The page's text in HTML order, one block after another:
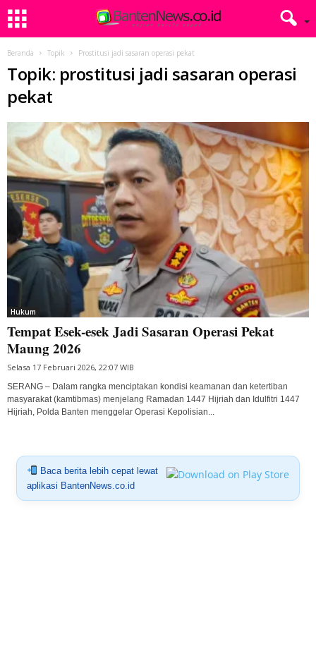
Beranda Topik Prostitusi jadi sasaran operasi pekat
Topik: prostitusi jadi sasaran operasi
pekat
Hukum
Tempat Esek-esek Jadi Sasaran Operasi Pekat
Maung 2026
Selasa 17 Februari 2026, 22:07 WIB
SERANG – Dalam rangka menciptakan kondisi keamanan dan ketertiban
masyarakat (kamtibmas) menjelang Ramadan 1447 Hijriah dan Idulfitri 1447
Hijriah, Polda Banten menggelar Operasi Kepolisian...
Baca berita lebih cepat lewat
aplikasi BantenNews.co.id